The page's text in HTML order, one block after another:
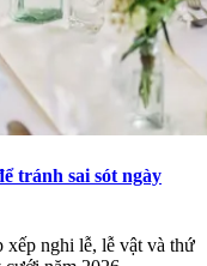
tránh sai sót ngày
xếp nghi lễ, lễ vật và thứ